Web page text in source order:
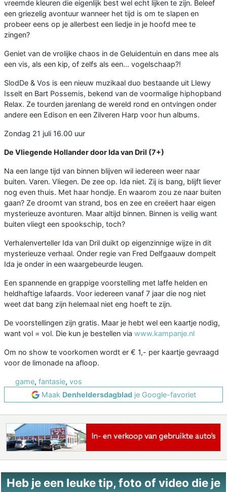
vreemde kleuren die eigenlijk best wel echt lijken te zijn. Beleef
een griezelig avontuur wanneer het tijd is om te slapen en
probeer eens op je allerbest een liedje in je hoofd mee te
zingen?
Geniet van de vrolijke chaos in de Geluidentuin en dans mee als
een vis, als een kip, of zelfs als een... vogelschaap?!
SlodDe & Vos is een nieuw muzikaal duo bestaande uit Llewy
Isselt en Bart Possemis, bekend van de voormalige hiphopband
Relax. Ze tourden jarenlang de wereld rond en ontvingen onder
andere een Edison en een Zilveren Harp voor hun albums.
Zondag 21 juli 16.00 uur
De Vliegende Hollander door Ida van Dril (7+)
Na een lange tijd van binnen blijven wil iedereen weer naar
buiten. Varen. Vliegen. De zee op. Ida niet. Zij is bang, blijft liever
nog even thuis. Met haar hondje. En waarom zou ze naar buiten
gaan? Ze droomt van strand, bos en zee en creëert haar eigen
mysterieuze avonturen. Maar altijd binnen. Binnen is veilig want
buiten vliegt een spookschip, toch?
Verhalenverteller Ida van Dril duikt op eigenzinnige wijze in dit
mysterieuze verhaal. Onder regie van Fred Delfgaauw dompelt
Ida je onder in een waargebeurde leugen.
Een spannende en grappige voorstelling met laffe helden en
heldhaftige lafaards. Voor iedereen vanaf 7 jaar die nog niet
weet dat bang zijn helemaal niet eng hoeft te zijn.
De voorstellingen zijn gratis. Maar je hebt wel een kaartje nodig,
want vol = vol. Die kun je bestellen via www.kampanje.nl
Om no show te voorkomen wordt er € 1,- per kaartje gevraagd
voor de limonade na afloop.
game, fantasie, vos
Maak Denheldersdagbladje Google-favoriet
Heb je een leuke tip, foto of video die je